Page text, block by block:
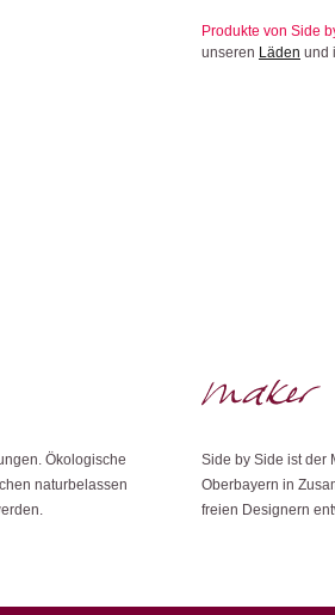
Produkte von Side
unseren Läden und
Ökologische
naturbelassen
Side by Side ist der
Oberbayern in
freien Designern